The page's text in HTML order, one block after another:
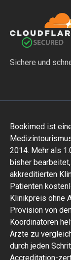
Sichere und
Bookimed ist
2014. Mehr als
bisher
akkreditierten
Patienten
Klinikpreis ohne
Provision von
Koordinatoren
Ärzte zu
durch jeden
Accreditation-